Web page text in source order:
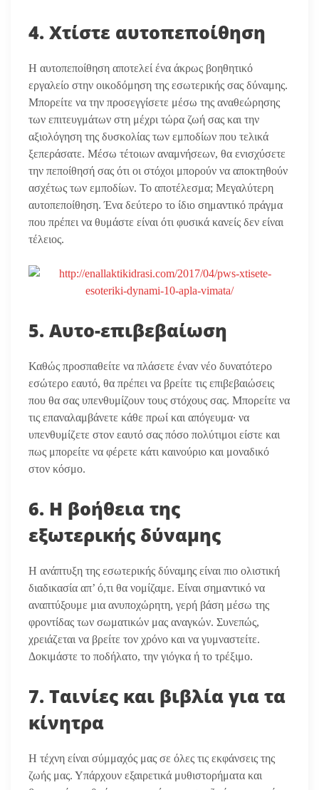
4. Χτίστε αυτοπεποίθηση
Η αυτοπεποίθηση αποτελεί ένα άκρως βοηθητικό
εργαλείο στην οικοδόμηση της εσωτερικής σας δύναμης.
Μπορείτε να την προσεγγίσετε μέσω της αναθεώρησης
των επιτευγμάτων στη μέχρι τώρα ζωή σας και την
αξιολόγηση της δυσκολίας των εμποδίων που τελικά
ξεπεράσατε. Μέσω τέτοιων αναμνήσεων, θα ενισχύσετε
την πεποίθησή σας ότι οι στόχοι μπορούν να αποκτηθούν
ασχέτως των εμποδίων. Το αποτέλεσμα; Μεγαλύτερη
αυτοπεποίθηση. Ένα δεύτερο το ίδιο σημαντικό πράγμα
που πρέπει να θυμάστε είναι ότι φυσικά κανείς δεν είναι
τέλειος.
5. Αυτο-επιβεβαίωση
Καθώς προσπαθείτε να πλάσετε έναν νέο δυνατότερο
εσώτερο εαυτό, θα πρέπει να βρείτε τις επιβεβαιώσεις
που θα σας υπενθυμίζουν τους στόχους σας. Μπορείτε να
τις επαναλαμβάνετε κάθε πρωί και απόγευμα· να
υπενθυμίζετε στον εαυτό σας πόσο πολύτιμοι είστε και
πως μπορείτε να φέρετε κάτι καινούριο και μοναδικό
στον κόσμο.
6. Η βοήθεια της
εξωτερικής δύναμης
Η ανάπτυξη της εσωτερικής δύναμης είναι πιο ολιστική
διαδικασία απ’ ό,τι θα νομίζαμε. Είναι σημαντικό να
αναπτύξουμε μια ανυποχώρητη, γερή βάση μέσω της
φροντίδας των σωματικών μας αναγκών. Συνεπώς,
χρειάζεται να βρείτε τον χρόνο και να γυμναστείτε.
Δοκιμάστε το ποδήλατο, την γιόγκα ή το τρέξιμο.
7. Ταινίες και βιβλία για τα
κίνητρα
Η τέχνη είναι σύμμαχός μας σε όλες τις εκφάνσεις της
ζωής μας. Υπάρχουν εξαιρετικά μυθιστορήματα και